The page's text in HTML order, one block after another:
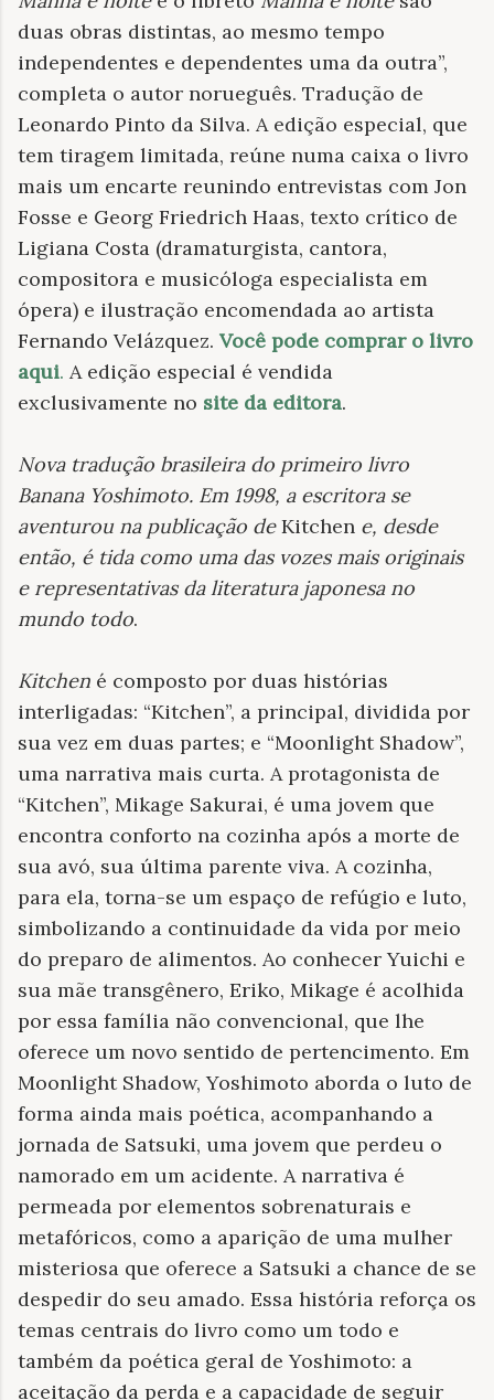
duas obras distintas, ao mesmo tempo
independentes e dependentes uma da outra”,
completa o autor norueguês. Tradução de
Leonardo Pinto da Silva. A edição especial, que
tem tiragem limitada, reúne numa caixa o livro
mais um encarte reunindo entrevistas com Jon
Fosse e Georg Friedrich Haas, texto crítico de
Ligiana Costa (dramaturgista, cantora,
compositora e musicóloga especialista em
ópera) e ilustração encomendada ao artista
Fernando Velázquez. Você pode comprar o livro
aqui. A edição especial é vendida
exclusivamente no site da editora.
Nova tradução brasileira do primeiro livro
Banana Yoshimoto. Em 1998, a escritora se
aventurou na publicação deKitchen e, desde
então, é tida como uma das vozes mais originais
e representativas da literatura japonesa no
mundo todo.
Kitchen é composto por duas histórias
interligadas: “Kitchen”, a principal, dividida por
sua vez em duas partes; e “Moonlight Shadow”,
uma narrativa mais curta. A protagonista de
“Kitchen”, Mikage Sakurai, é uma jovem que
encontra conforto na cozinha após a morte de
sua avó, sua última parente viva. A cozinha,
para ela, torna-se um espaço de refúgio e luto,
simbolizando a continuidade da vida por meio
do preparo de alimentos. Ao conhecer Yuichi e
sua mãe transgênero, Eriko, Mikage é acolhida
por essa família não convencional, que lhe
oferece um novo sentido de pertencimento. Em
Moonlight Shadow, Yoshimoto aborda o luto de
forma ainda mais poética, acompanhando a
jornada de Satsuki, uma jovem que perdeu o
namorado em um acidente. A narrativa é
permeada por elementos sobrenaturais e
metafóricos, como a aparição de uma mulher
misteriosa que oferece a Satsuki a chance de se
despedir do seu amado. Essa história reforça os
temas centrais do livro como um todo e
também da poética geral de Yoshimoto: a
aceitação da perda e a capacidade de seguir